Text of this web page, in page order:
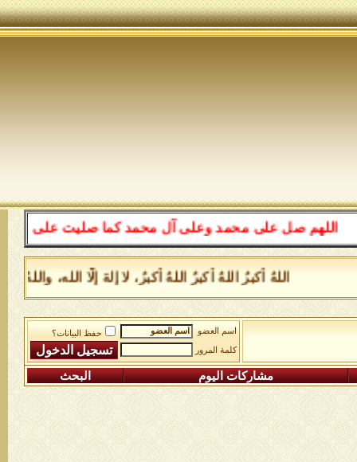
اللهم صل على محمد وعلى آل محمد كما صليت على إبراهيم
اللهُ أكبرُ اللهُ أكبرُ اللهُ أكبرُ، لا إلهَ إلَّا الله،
اسم العضو
حفظ البيانات؟
كلمة المرور
مشاركات اليوم البحث